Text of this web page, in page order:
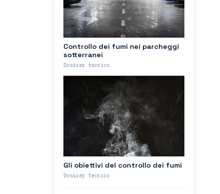
Controllo dei fumi nei parcheggi
sotterranei
Dossier tecnico
Gli obiettivi del controllo dei fumi
Dossier tecnico